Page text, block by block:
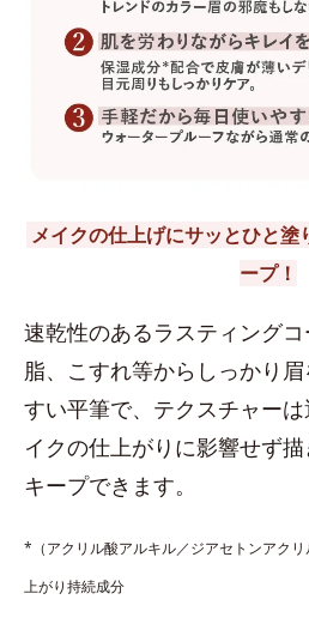
メイクの仕上げにサッとひと塗
ープ！
速乾性のあるラスティング
脂、こすれ等からしっかり
すい平筆で、テクスチャー
イクの仕上がりに影響せず
キープできます。
*（アクリル酸アルキル／ジアセトンアク
上がり持続成分